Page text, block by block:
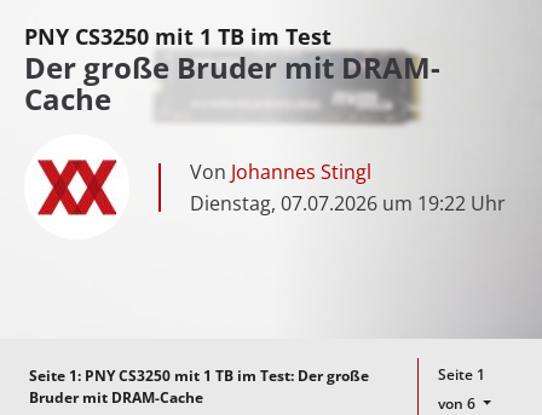
PNY CS3250 mit 1 TB im Test
Der große Bruder mit DRAM-
Cache
Von Johannes Stingl
Dienstag, 07.07.2026 um 19:22 Uhr
Seite 1: PNY CS3250 mit 1 TB im Test: Der große
Bruder mit DRAM-Cache
Seite 1
von 6